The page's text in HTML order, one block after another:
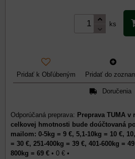
ks
Pridať k Obľúbeným Pridať do
Doručenia
Preprava TUMA
celkovej hmotnosti bude doúčtovaná
mailom: 0-5kg = 9 €, 5,1-10kg = 10 €,
= 30 €, 251-400kg = 39 €, 401-600kg =
800kg = 69 € • 0 € •